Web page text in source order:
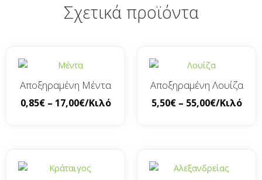
Σχετικά προϊόντα
Αποξηραμένη Μέντα
0,85€ – 17,00€/Κιλό
Αποξηραμένη Λουίζα
5,50€ – 55,00€/Κιλό